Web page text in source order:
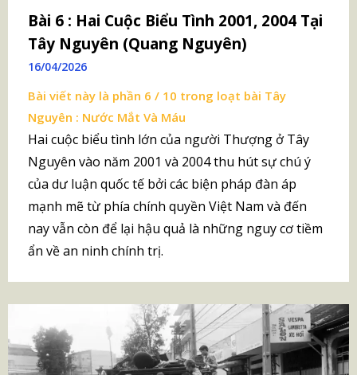
Bài 6 : Hai Cuộc Biểu Tình 2001, 2004 Tại
Tây Nguyên (Quang Nguyên)
16/04/2026
Bài viết này là phần 6 / 10 trong loạt bài Tây
Nguyên : Nước Mắt Và Máu
Hai cuộc biểu tình lớn của người Thượng ở Tây
Nguyên vào năm 2001 và 2004 thu hút sự chú ý
của dư luận quốc tế bởi các biện pháp đàn áp
mạnh mẽ từ phía chính quyền Việt Nam và đến
nay vẫn còn để lại hậu quả là những nguy cơ tiềm
ẩn về an ninh chính trị.